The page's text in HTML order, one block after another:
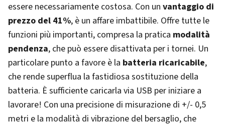
essere necessariamente costosa. Con un vantaggio di
prezzo del 41%, è un affare imbattibile. Offre tutte le
funzioni più importanti, compresa la pratica modalità
pendenza, che può essere disattivata per i tornei. Un
particolare punto a favore è la batteria ricaricabile,
che rende superflua la fastidiosa sostituzione della
batteria. È sufficiente caricarla via USB per iniziare a
lavorare! Con una precisione di misurazione di +/- 0,5
metri e la modalità di vibrazione del bersaglio, che